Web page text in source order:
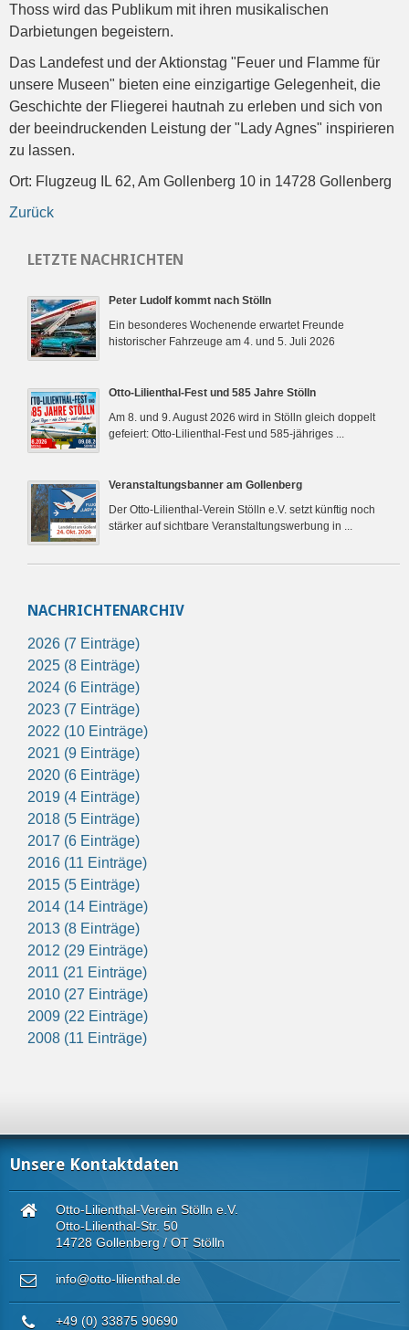
Thoss wird das Publikum mit ihren musikalischen
Darbietungen begeistern.
Das Landefest und der Aktionstag "Feuer und Flamme für
unsere Museen" bieten eine einzigartige Gelegenheit, die
Geschichte der Fliegerei hautnah zu erleben und sich von
der beeindruckenden Leistung der "Lady Agnes" inspirieren
zu lassen.
Ort: Flugzeug IL 62, Am Gollenberg 10 in 14728 Gollenberg
Zurück
LETZTE NACHRICHTEN
Peter Ludolf kommt nach Stölln
Ein besonderes Wochenende erwartet Freunde
historischer Fahrzeuge am 4. und 5. Juli 2026
Otto-Lilienthal-Fest und 585 Jahre Stölln
Am 8. und 9. August 2026 wird in Stölln gleich doppelt
gefeiert: Otto-Lilienthal-Fest und 585-jähriges ...
Veranstaltungsbanner am Gollenberg
Der Otto-Lilienthal-Verein Stölln e.V. setzt künftig noch
stärker auf sichtbare Veranstaltungswerbung in ...
NACHRICHTENARCHIV
2026 (7 Einträge)
2025 (8 Einträge)
2024 (6 Einträge)
2023 (7 Einträge)
2022 (10 Einträge)
2021 (9 Einträge)
2020 (6 Einträge)
2019 (4 Einträge)
2018 (5 Einträge)
2017 (6 Einträge)
2016 (11 Einträge)
2015 (5 Einträge)
2014 (14 Einträge)
2013 (8 Einträge)
2012 (29 Einträge)
2011 (21 Einträge)
2010 (27 Einträge)
2009 (22 Einträge)
2008 (11 Einträge)
Unsere Kontaktdaten
Otto-Lilienthal-Verein Stölln e.V.
Otto-Lilienthal-Str. 50
14728 Gollenberg / OT Stölln
info@otto-lilienthal.de
+49 (0) 33875 90690